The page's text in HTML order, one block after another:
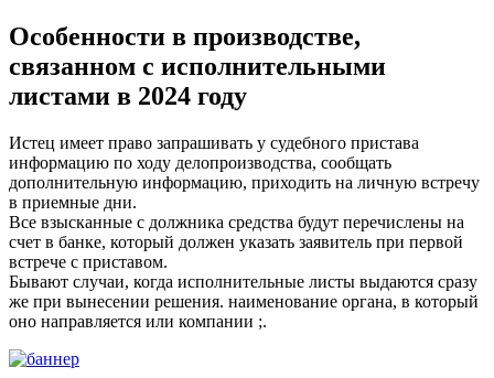
Особенности в производстве,
связанном с исполнительными
листами в 2024 году
Истец имеет право запрашивать у судебного пристава
информацию по ходу делопроизводства, сообщать
дополнительную информацию, приходить на личную встречу
в приемные дни.
Все взысканные с должника средства будут перечислены на
счет в банке, который должен указать заявитель при первой
встрече с приставом.
Бывают случаи, когда исполнительные листы выдаются сразу
же при вынесении решения. наименование органа, в который
оно направляется или компании ;.